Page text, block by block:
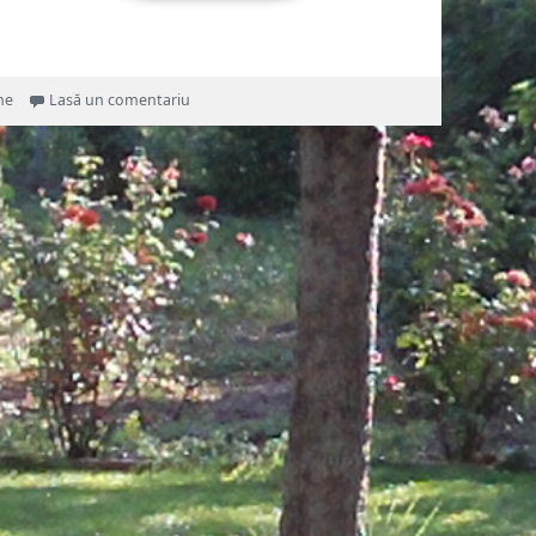
Lasă un comentariu la Turte coapte în tigaie cu capac, pe aragaz/